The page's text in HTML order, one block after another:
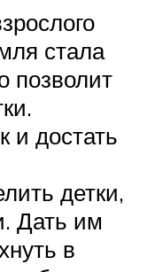
стала
позволит
и достать
детки,
Дать им
в